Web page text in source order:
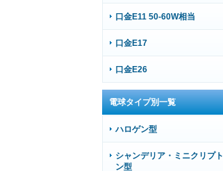
口金E11 50-60W相当
口金E17
口金E26
電球タイプ別一覧
ハロゲン型
シャンデリア・ミニクリプト
ン型